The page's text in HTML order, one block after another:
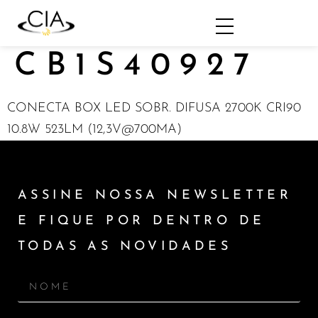
CB1S40927
CONECTA BOX LED SOBR. DIFUSA 2700K CRI90
10.8W 523LM (12,3V@700MA)
ASSINE NOSSA NEWSLETTER
E FIQUE POR DENTRO DE
TODAS AS NOVIDADES